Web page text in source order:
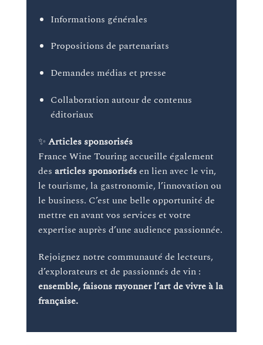
Informations générales
Propositions de partenariats
Demandes médias et presse
Collaboration autour de contenus
éditoriaux
✨ Articles sponsorisés
France Wine Touring accueille également
des articles sponsorisésen lien avec le vin,
le tourisme, la gastronomie, l’innovation ou
le business. C’est une belle opportunité de
mettre en avant vos services et votre
expertise auprès d’une audience passionnée.
Rejoignez notre communauté de lecteurs,
d’explorateurs et de passionnés de vin :
ensemble, faisons rayonner l’art de vivre à la
française.